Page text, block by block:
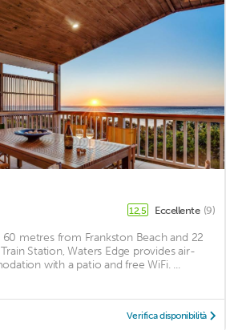
12,5 Eccellente (9)
metres from Frankston Beach and 22
Station, Waters Edge provides air-
with a patio and free WiFi. ...
Verifica disponibilità